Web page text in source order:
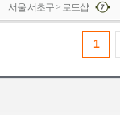
서울 서초구 > 로드샵
1